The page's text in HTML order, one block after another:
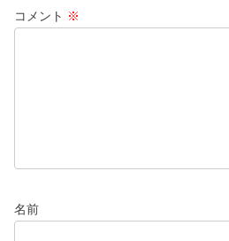
コメント ※
名前